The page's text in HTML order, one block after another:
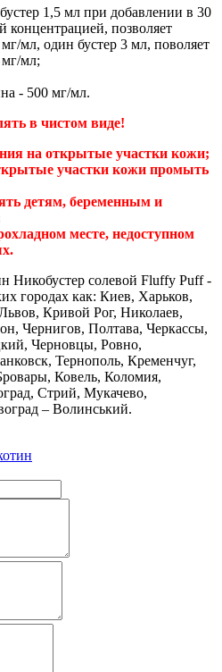
1,5 мл при добавлении в 30
концентрацией, позволяет
мл, один бустер 3 мл, поволяет
мг/мл;
- 500 мг/мл.
в чистом виде!
на открытые участки кожи;
участки кожи промыть
детям, беременным и
месте, недоступном
Никобустер солевой Fluffy Puff -
городах как: Киев, Харьков,
Кривой Рог, Николаев,
Чернигов, Полтава, Черкассы,
Черновцы, Ровно,
Тернополь, Кременчуг,
Ковель, Коломия,
Стрий, Мукачево,
– Волинський.